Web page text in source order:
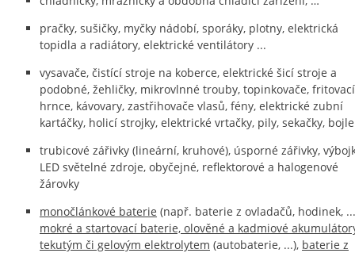
pračky, sušičky, myčky nádobí, sporáky, plotny, elektrická
topidla a radiátory, elektrické ventilátory ...
vysavače, čistící stroje na koberce, elektrické šicí stroje a
podobné, žehličky, mikrovlnné trouby, topinkovače, fritovací
hrnce, kávovary, zastřihovače vlasů, fény, elektrické zubní
kartáčky, holicí strojky, elektrické vrtačky, pily, sekačky,
trubicové zářivky (lineární, kruhové), úsporné zářivky,
LED světelné zdroje, obyčejné, reflektorové a halogenové
žárovky
monočlánkové baterie (např. baterie z ovladačů, hodinek,
mokré a startovací baterie, olověné a kadmiové
tekutým či gelovým elektrolytem (autobaterie, ...), baterie z